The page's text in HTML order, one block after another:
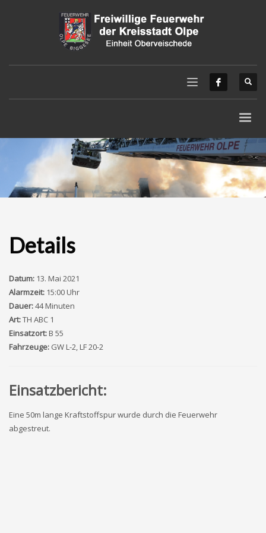
Details
Datum: 13. Mai 2021
Alarmzeit: 15:00 Uhr
Dauer:44 Minuten
Art:TH ABC 1
Einsatzort:B 55
Fahrzeuge: GW L-2, LF 20-2
Einsatzbericht:
Eine 50m lange Kraftstoffspur wurde durch die Feuerwehr
abgestreut.